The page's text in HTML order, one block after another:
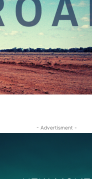
- Advertisment -